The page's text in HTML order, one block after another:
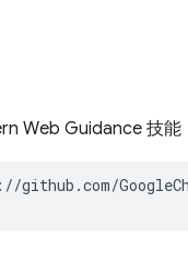
Web Guidance 技能